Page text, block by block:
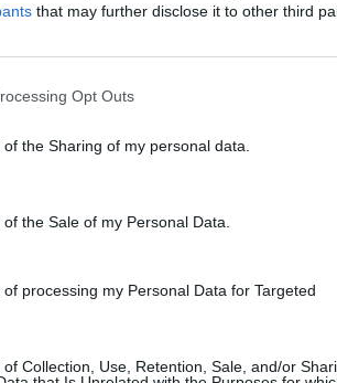
that may further disclose it to other third
Opt Outs
the Sharing of my personal data.
the Sale of my Personal Data.
processing my Personal Data for Targeted
Collection, Use, Retention, Sale, and/or
χρήση
επαληθεύεται. Η σκόνη της
πολλές περιοχές για τις 3 επόμενες
αυτή τη στιγμή προγνώσεις οι
των 60 -70 και εγώ πιστεύω ότι μπορεί
κυβικο μέτρο αέρα. Νομίζω ότι για την